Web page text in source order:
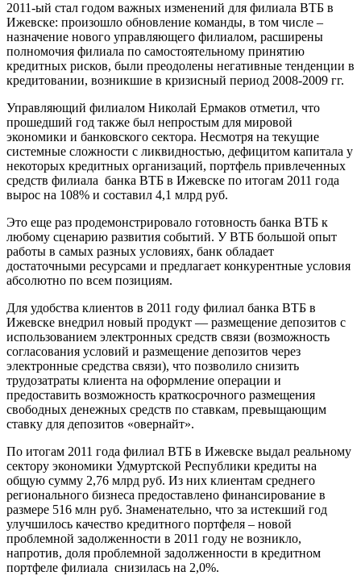
2011-ый стал годом важных изменений для филиала ВТБ в
Ижевске: произошло обновление команды, в том числе –
назначение нового управляющего филиалом, расширены
полномочия филиала по самостоятельному принятию
кредитных рисков, были преодолены негативные тенденции в
кредитовании, возникшие в кризисный период 2008-2009 гг.
Управляющий филиалом Николай Ермаков отметил, что
прошедший год также был непростым для мировой
экономики и банковского сектора. Несмотря на текущие
системные сложности с ликвидностью, дефицитом капитала у
некоторых кредитных организаций, портфель привлеченных
средств филиала банка ВТБ в Ижевске по итогам 2011 года
вырос на 108% и составил 4,1 млрд руб.
Это еще раз продемонстрировало готовность банка ВТБ к
любому сценарию развития событий. У ВТБ большой опыт
работы в самых разных условиях, банк обладает
достаточными ресурсами и предлагает конкурентные условия
абсолютно по всем позициям.
Для удобства клиентов в 2011 году филиал банка ВТБ в
Ижевске внедрил новый продукт — размещение депозитов с
использованием электронных средств связи (возможность
согласования условий и размещение депозитов через
электронные средства связи), что позволило снизить
трудозатраты клиента на оформление операции и
предоставить возможность краткосрочного размещения
свободных денежных средств по ставкам, превыщающим
ставку для депозитов «овернайт».
По итогам 2011 года филиал ВТБ в Ижевске выдал реальному
сектору экономики Удмуртской Республики кредиты на
общую сумму 2,76 млрд руб. Из них клиентам среднего
регионального бизнеса предоставлено финансирование в
размере 516 млн руб. Знаменательно, что за истекший год
улучшилось качество кредитного портфеля – новой
проблемной задолженности в 2011 году не возникло,
напротив, доля проблемной задолженности в кредитном
портфеле филиала снизилась на 2,0%.